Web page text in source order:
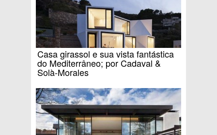
Casa girassol e sua vista fantástica
do Mediterrâneo; por Cadaval &
Solà-Morales